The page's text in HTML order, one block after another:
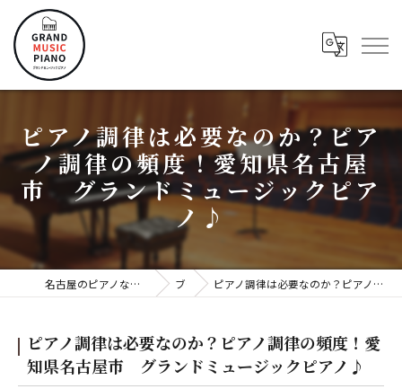
ピアノ調律は必要なのか？ピア
ノ調律の頻度！愛知県名古屋
市 グランドミュージックピア
ノ♪
名古屋のピアノならグランドミュージックピアノ株式会社 ブログ ピアノ調律は必要なのか？ピアノ調律の頻度！愛知県名古屋市 グランドミュージックピアノ♪
ピアノ調律は必要なのか？ピアノ調律の頻度！愛
知県名古屋市 グランドミュージックピアノ♪